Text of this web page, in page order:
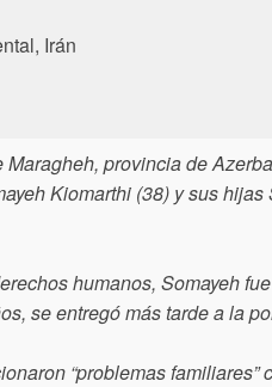
Irán
provincia de
Kiomarthi (38) y sus
humanos, Somayeh
se entregó más tarde a la
“problemas